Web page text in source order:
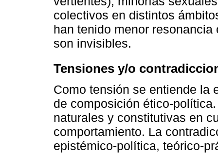
colectivos en distintos
han tenido menor
son invisibles.
Tensiones y/o
Como tensión se entiende la
de composición ético-
naturales y constitutivas en
comportamiento. La
epistémico-política, teórico-